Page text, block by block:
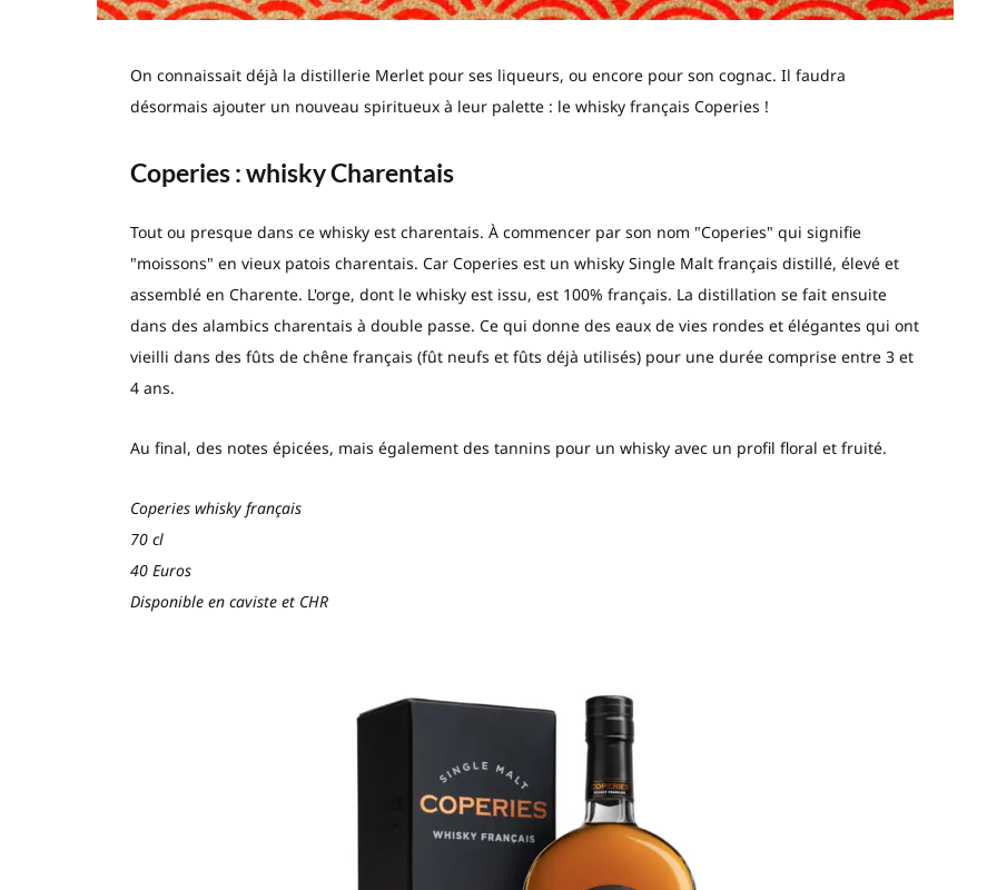
On connaissait déjà la distillerie Merlet pour ses liqueurs, ou encore pour son cognac. Il faudra
désormais ajouter un nouveau spiritueux à leur palette : le whisky français Coperies !
Coperies : whisky Charentais
Tout ou presque dans ce whisky est charentais. À commencer par son nom "Coperies" qui signifie
"moissons" en vieux patois charentais. Car Coperies est un whisky Single Malt français distillé, élevé et
assemblé en Charente. L'orge, dont le whisky est issu, est 100% français. La distillation se fait ensuite
dans des alambics charentais à double passe. Ce qui donne des eaux de vies rondes et élégantes qui ont
vieilli dans des fûts de chêne français (fût neufs et fûts déjà utilisés) pour une durée comprise entre 3 et
4 ans.
Au final, des notes épicées, mais également des tannins pour un whisky avec un profil floral et fruité.
Coperies whisky français
70 cl
40 Euros
Disponible en caviste et CHR